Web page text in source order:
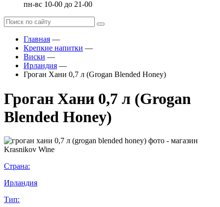
пн-вс 10-00 до 21-00
Главная —
Крепкие напитки —
Виски —
Ирландия —
Гроган Хани 0,7 л (Grogan Blended Honey)
Гроган Хани 0,7 л (Grogan
Blended Honey)
Страна:
Ирландия
Тип: